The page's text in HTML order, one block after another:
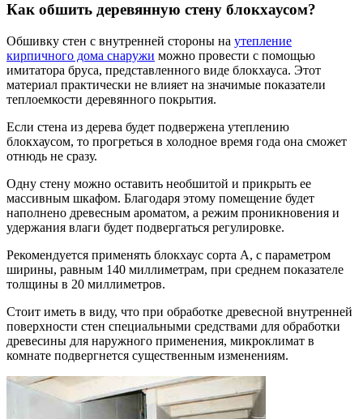
Как обшить деревянную стену блокхаусом?
Обшивку стен с внутренней стороны на утепление
кирпичного дома снаружи можно провести с помощью
имитатора бруса, представленного виде блокхауса. Этот
материал практически не влияет на значимые показатели
теплоемкости деревянного покрытия.
Если стена из дерева будет подвержена утеплению
блокхаусом, то прогреться в холодное время года она сможет
отнюдь не сразу.
Одну стену можно оставить необшитой и прикрыть ее
массивным шкафом. Благодаря этому помещение будет
наполнено древесным ароматом, а режим проникновения и
удержания влаги будет подвергаться регулировке.
Рекомендуется применять блокхаус сорта А, с параметром
ширины, равным 140 миллиметрам, при среднем показателе
толщины в 20 миллиметров.
Стоит иметь в виду, что при обработке древесной внутренней
поверхности стен специальными средствами для обработки
древесины для наружного применения, микроклимат в
комнате подвергнется существенным изменениям.